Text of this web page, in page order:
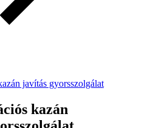
javítás gyorsszolgálat
kazán